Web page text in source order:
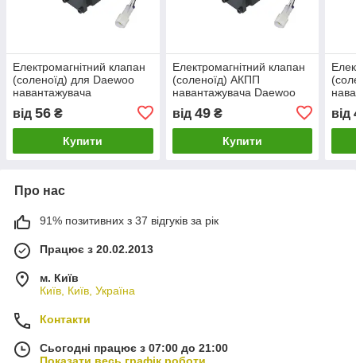
Електромагнітний клапан
(соленоїд) для Daewoo
навантажувача
від 56 ₴
Купити
Електромагнітний клапан
(соленоїд) АКПП
навантажувача Daewoo
від 49₴
Купити
від
Про нас
91% позитивних з 37 відгуків за рік
Працює з 20.02.2013
м. Київ
Київ, Київ, Україна
Контакти
Сьогодні працює з 07:00 до 21:00